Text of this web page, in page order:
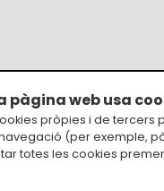
pàgina web usa
pròpies i de tercers
(per exemple,
totes les cookies